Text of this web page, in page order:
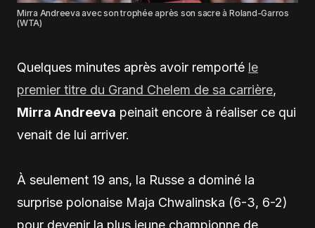
Mirra Andreeva avec son trophée après son sacre à Roland-Garros
(WTA)
Quelques minutes après avoir remporté le
premier titre du Grand Chelem de sa carrière,
Mirra Andreeva peinait encore à réaliser ce qui
venait de lui arriver.
À seulement 19 ans, la Russe a dominé la
surprise polonaise Maja Chwalinska (6-3, 6-2)